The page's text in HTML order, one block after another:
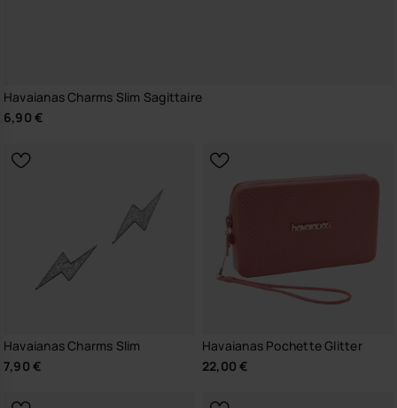
Havaianas Charms Slim Sagittaire
6,90 €
Havaianas Charms Slim
7,90 €
Havaianas Pochette Glitter
22,00 €